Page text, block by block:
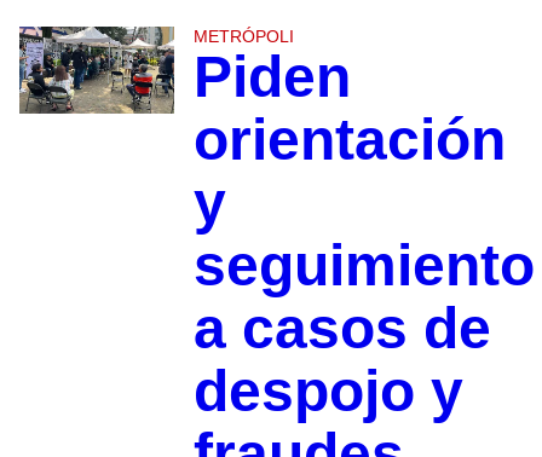
METRÓPOLI
Piden
orientación
y
seguimiento
a casos de
despojo y